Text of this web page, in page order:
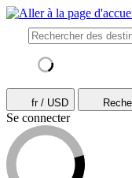
fr / USD
Se connecter